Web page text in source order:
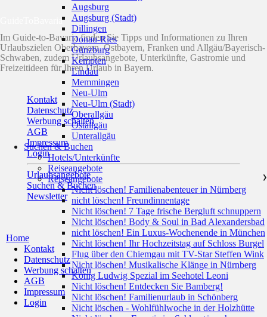
GuideToBavaria
Im Guide-to-Bavaria finden Sie Tipps und Informationen zu Ihren
Urlaubszielen Oberbayern, Ostbayern, Franken und Allgäu/Bayerisch-
Schwaben, zudem Urlaubsangebote, Unterkünfte, Gastromie und
Freizeitideen für Ihren Urlaub in Bayern.
Kontakt
Datenschutz
Werbung schalten
AGB
Impressum
Login
Urlaubsangebote
Suchen & Buchen
Newsletter
Home
Kontakt
Datenschutz
Werbung schalten
AGB
Impressum
Login
Augsburg
Augsburg (Stadt)
Dillingen
Donau-Ries
Günzburg
Kempten
Lindau
Memmingen
Neu-Ulm
Neu-Ulm (Stadt)
Oberallgäu
Ostallgäu
Unterallgäu
Suchen & Buchen
Hotels/Unterkünfte
Reiseangebote
Reiseangebote
❯
Nicht löschen! Familienabenteuer in Nürnberg
nicht löschen! Freundinnentage
Nicht löschen! 7 Tage frische Bergluft schnuppern
Nicht löschen! Body & Soul in Bad Alexandersbad
nicht löschen! Ein Luxus-Wochenende in München
Nicht löschen! Ihr Hochzeitstag auf Schloss Burgel
Flug über den Chiemgau mit TV-Star Steffen Wink
Nicht löschen! Musikalische Klänge in Nürnberg
König Ludwig Spezial im Seehotel Leoni
Nicht löschen! Entdecken Sie Bamberg!
Nicht löschen! Familienurlaub in Schönberg
Nicht löschen - Wohlfühlwoche in der Holzhütte